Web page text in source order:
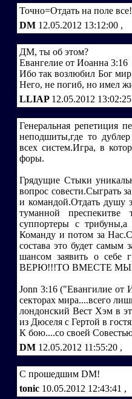
Точно=Отдать на поле все!
DM 12.05.2012 13:12:00 ,
ДМ, ты об этом?
Евангелие от Иоанна 3:16
Ибо так возлюбил Бог
Него, не погиб, но имел
LLIAP 12.05.2012 13:02:25
Генеральная репетиция
неподшиты,где то
всех систем.Игра, в
форы.
Грядущие Стыки
вопрос совести.Сыграть
и командой.Отдать душу
туманной преспекитве
суппортеры с трибуны,а
Команду и потом за
состава это будет
шансом заявить о себе
ВЕРЮ!!!ТО ВМЕСТЕ МЫ
Jonn 3:16 ("Евангилие от
секторах мира....всего
лондонский Вест Хэм в
из Дюселя с Гертой в
К бою....со своей
DM 12.05.2012 11:55:20 ,
C прошедшим DM!
tonic 10.05.2012 12:43:41 ,